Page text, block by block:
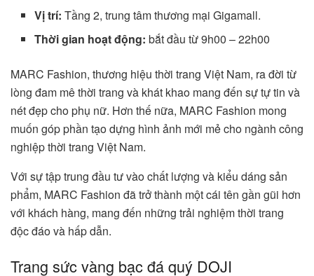
Vị trí: Tầng 2, trung tâm thương mại Gigamall.
Thời gian hoạt động:bắt đầu từ 9h00 – 22h00
MARC Fashion, thương hiệu thời trang Việt Nam, ra đời từ
lòng đam mê thời trang và khát khao mang đến sự tự tin và
nét đẹp cho phụ nữ. Hơn thế nữa, MARC Fashion mong
muốn góp phần tạo dựng hình ảnh mới mẻ cho ngành công
nghiệp thời trang Việt Nam.
Với sự tập trung đầu tư vào chất lượng và kiểu dáng sản
phẩm, MARC Fashion đã trở thành một cái tên gần gũi hơn
với khách hàng, mang đến những trải nghiệm thời trang
độc đáo và hấp dẫn.
Trang sức vàng bạc đá quý DOJI